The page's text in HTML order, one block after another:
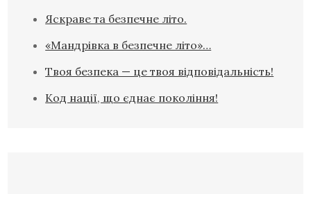
Яскраве та безпечне літо.
«Мандрівка в безпечне літо»…
Твоя безпека — це твоя відповідальність!
Код нації, що єднає покоління!